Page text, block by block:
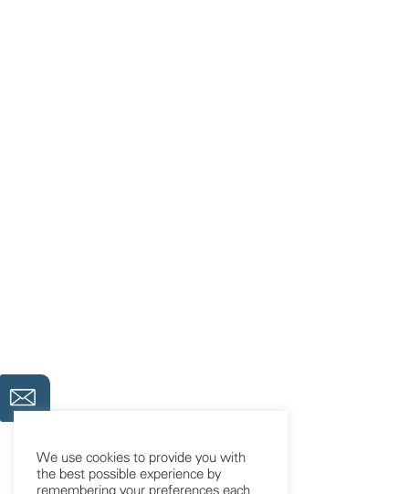
We use cookies to provide you with
the best possible experience by
remembering your preferences each